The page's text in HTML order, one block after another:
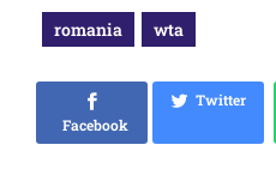
romania wta
Facebook
Twitter